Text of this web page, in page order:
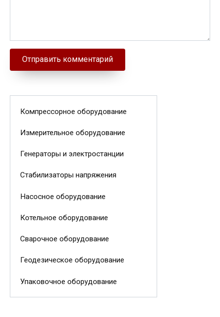
Компрессорное оборудование
Измерительное оборудование
Генераторы и электростанции
Стабилизаторы напряжения
Насосное оборудование
Котельное оборудование
Сварочное оборудование
Геодезическое оборудование
Упаковочное оборудование